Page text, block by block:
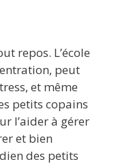
repos. L’école
peut
et même
petits copains
l’aider à gérer
et bien
des petits